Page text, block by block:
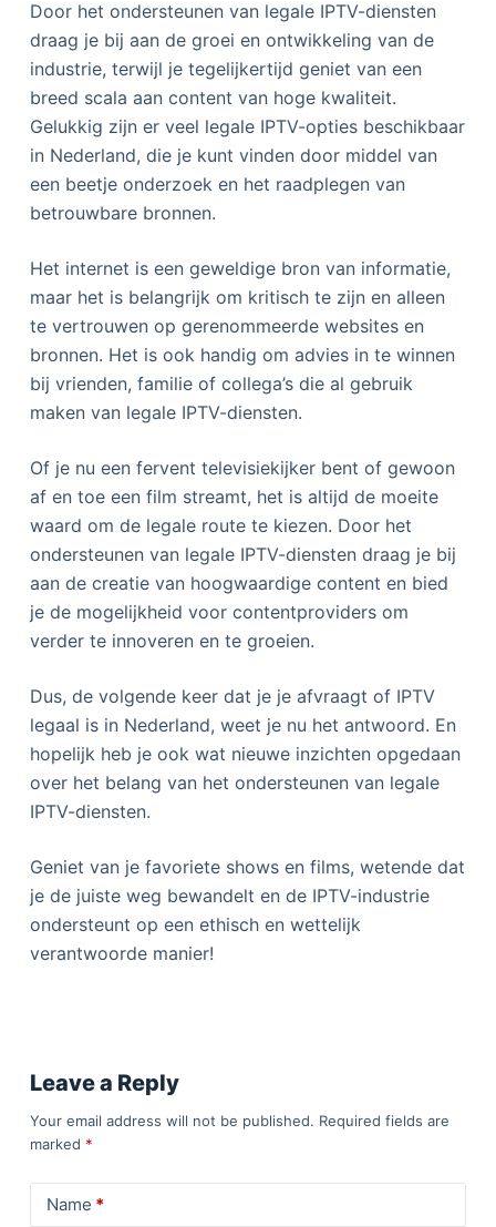
Door het ondersteunen van legale IPTV-diensten
draag je bij aan de groei en ontwikkeling van de
industrie, terwijl je tegelijkertijd geniet van een
breed scala aan content van hoge kwaliteit.
Gelukkig zijn er veel legale IPTV-opties beschikbaar
in Nederland, die je kunt vinden door middel van
een beetje onderzoek en het raadplegen van
betrouwbare bronnen.
Het internet is een geweldige bron van informatie,
maar het is belangrijk om kritisch te zijn en alleen
te vertrouwen op gerenommeerde websites en
bronnen. Het is ook handig om advies in te winnen
bij vrienden, familie of collega’s die al gebruik
maken van legale IPTV-diensten.
Of je nu een fervent televisiekijker bent of gewoon
af en toe een film streamt, het is altijd de moeite
waard om de legale route te kiezen. Door het
ondersteunen van legale IPTV-diensten draag je bij
aan de creatie van hoogwaardige content en bied
je de mogelijkheid voor contentproviders om
verder te innoveren en te groeien.
Dus, de volgende keer dat je je afvraagt of IPTV
legaal is in Nederland, weet je nu het antwoord. En
hopelijk heb je ook wat nieuwe inzichten opgedaan
over het belang van het ondersteunen van legale
IPTV-diensten.
Geniet van je favoriete shows en films, wetende dat
je de juiste weg bewandelt en de IPTV-industrie
ondersteunt op een ethisch en wettelijk
verantwoorde manier!
Leave a Reply
Your email address will not be published. Required fields are
marked *
Name *